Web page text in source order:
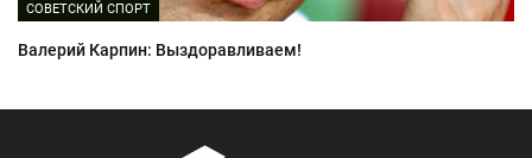
СОВЕТСКИЙ СПОРТ
Валерий Карпин: Выздоравливаем!